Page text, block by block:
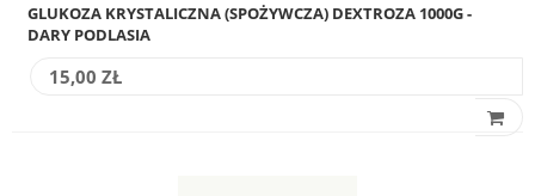
GLUKOZA KRYSTALICZNA (SPOŻYWCZA) DEXTROZA 1000G -
DARY PODLASIA
15,00 ZŁ